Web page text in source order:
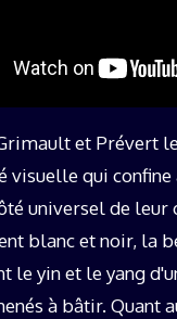
et Prévert
visuelle qui confine
universel de
blanc et noir, la
le yin et le yang
à bâtir. Quant